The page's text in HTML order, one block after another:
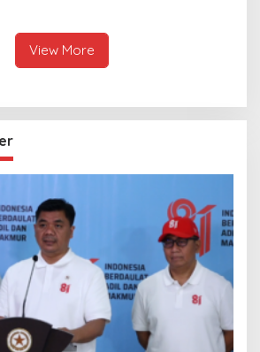
Anaknya Hamil
View More